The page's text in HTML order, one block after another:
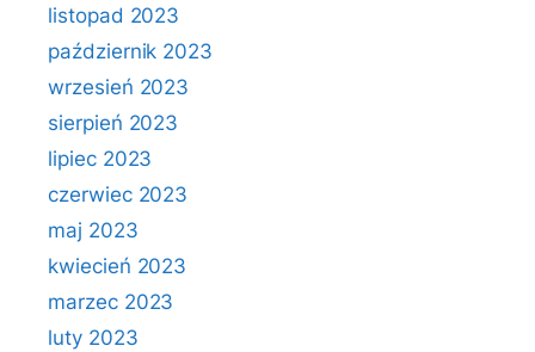
listopad 2023
październik 2023
wrzesień 2023
sierpień 2023
lipiec 2023
czerwiec 2023
maj 2023
kwiecień 2023
marzec 2023
luty 2023